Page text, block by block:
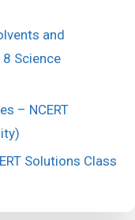
and
8 Science
– NCERT
Solutions Class